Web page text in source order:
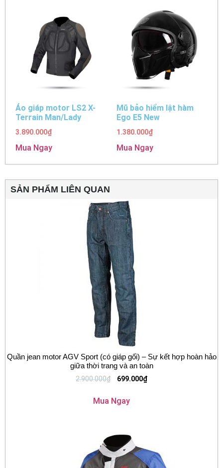
Áo giáp motor LS2 X-
Terrain Man/Lady
3.890.000₫
Mua Ngay
Mũ bảo hiểm lật hàm
Ego E5 New
1.380.000₫
Mua Ngay
SẢN PHẨM LIÊN QUAN
Quần jean motor AGV Sport (có giáp gối) – Sự kết hợp hoàn hảo
giữa thời trang và an toàn
2.900.000₫ 699.000₫
Mua Ngay